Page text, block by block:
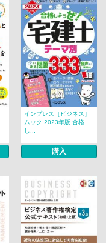
インプレス［ビジネス］
ムック 2023年版 合格
し...
購入